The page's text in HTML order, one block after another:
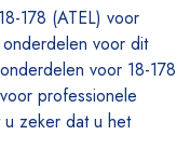
178 (ATEL) voor
voor dit
voor 18-178
professionele
zeker dat u het